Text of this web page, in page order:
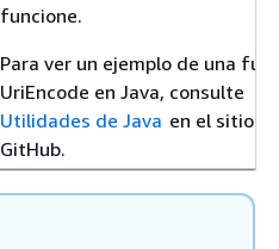
funcione.
Para ver un ejemplo de una
UriEncode en Java, consulte
Utilidades de Java en el sitio
GitHub.